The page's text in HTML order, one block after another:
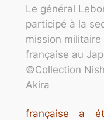
Le général
participé à la
mission militaire
française au
©Collection
Akira
française a